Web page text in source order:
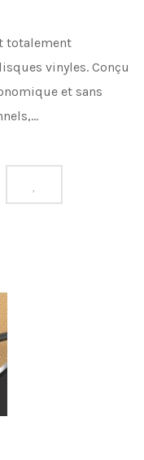
totalement
vinyles. Conçu
et sans